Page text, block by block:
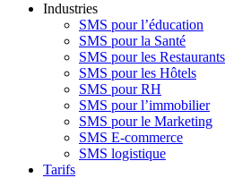
Industries
SMS pour l’éducation
SMS pour la Santé
SMS pour les Restaurants
SMS pour les Hôtels
SMS pour RH
SMS pour l’immobilier
SMS pour le Marketing
SMS E-commerce
SMS logistique
Tarifs